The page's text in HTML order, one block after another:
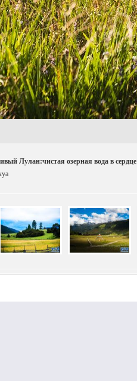
Лулан:чистая озерная вода в сердце